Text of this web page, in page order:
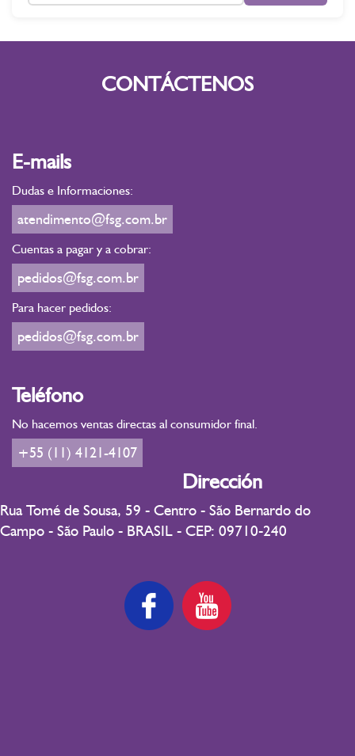
CONTÁCTENOS
E-mails
Dudas e Informaciones:
atendimento@fsg.com.br
Cuentas a pagar y a cobrar:
pedidos@fsg.com.br
Para hacer pedidos:
pedidos@fsg.com.br
Teléfono
No hacemos ventas directas al consumidor final.
+55 (11) 4121-4107
Dirección
Rua Tomé de Sousa, 59 - Centro - São Bernardo do
Campo - São Paulo - BRASIL - CEP: 09710-240